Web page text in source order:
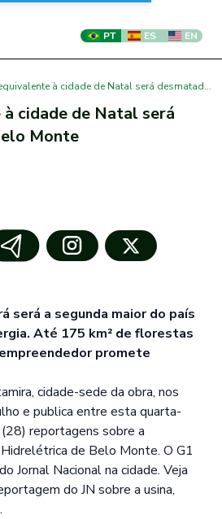
PT ES EN
à cidade de Natal será desmatada por Belo Monte
cidade de Natal será
Monte
será a segunda maior do país
Até 175 km² de florestas
promete
cidade-sede da obra, nos
e publica entre esta quarta-
reportagens sobre a
de Belo Monte. O G1
Jornal Nacional na cidade. Veja
do JN sobre a usina,